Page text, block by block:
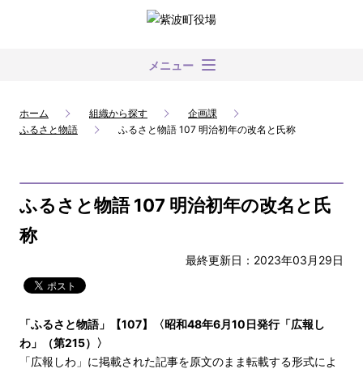
メニュー
ホーム 組織から探す
企画課
ふるさと物語
ふるさと物語 107 明治初年の改名と氏称
ふるさと物語 107 明治初年の改名と氏
称
最終更新日：2023年03月29日
「ふるさと物語」【107】〈昭和48年6月10日発行「広報し
わ」（第215）〉
「広報しわ」に掲載された記事を原文のまま転載する形式によ